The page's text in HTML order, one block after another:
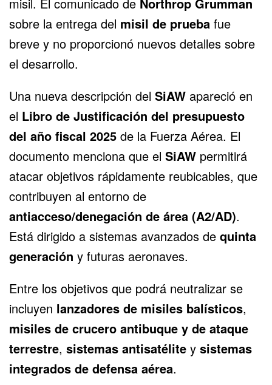
sobre la entrega del misil de prueba fue
breve y no proporcionó nuevos detalles sobre
el desarrollo.
Una nueva descripción del SiAW apareció en
el Libro de Justificación del presupuesto
del año fiscal 2025 de la Fuerza Aérea. El
documento menciona que el SiAW permitirá
atacar objetivos rápidamente reubicables, que
contribuyen al entorno de
antiacceso/denegación de área (A2/AD).
Está dirigido a sistemas avanzados de quinta
generación y futuras aeronaves.
Entre los objetivos que podrá neutralizar se
incluyen lanzadores de misiles balísticos,
misiles de crucero antibuque y de ataque
terrestre, sistemas antisatélite y sistemas
integrados de defensa aérea.